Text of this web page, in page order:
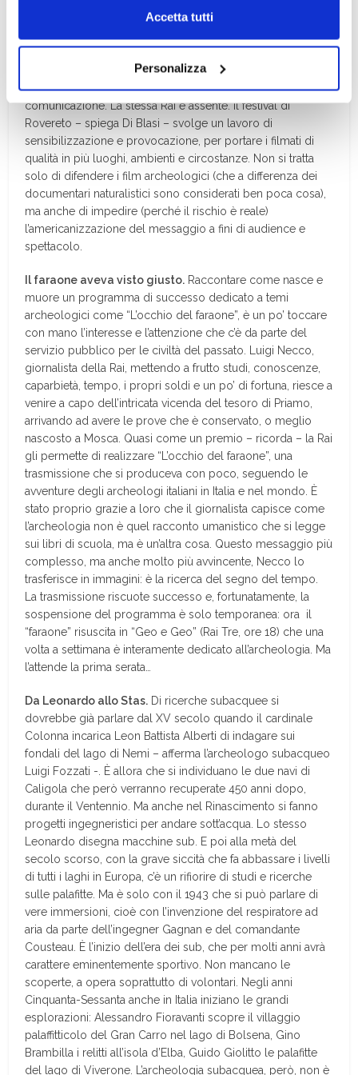
Chiudendo il banner tramite la “X” prosegui la
dei soli cookie tecnici. Selezionando “Accetta tutti” presti
il tuo consenso alla profilazione che potrai revocare in
ogni momentoRevoca
Accetta tutti
Personalizza
nostre sale cinematografiche e che invece è lasciata ai
senza avere poi un riscontro economico e neppure
particolare attenzione dai grandi network e mezzi di
comunicazione. La stessa Rai è assente. Il festival di
Rovereto – spiega Di Blasi – svolge un lavoro di
sensibilizzazione e provocazione, per portare i filmati di
qualità in più luoghi, ambienti e circostanze. Non si tratta
solo di difendere i film archeologici (che a differenza dei
documentari naturalistici sono considerati ben poca cosa),
ma anche di impedire (perché il rischio è reale)
l’americanizzazione del messaggio a fini di audience e
spettacolo.
Il faraone aveva visto giusto. Raccontare come nasce e
muore un programma di successo dedicato a temi
archeologici come “L’occhio del faraone”, è un po’ toccare
con mano l’interesse e l’attenzione che c’è da parte del
servizio pubblico per le civiltà del passato. Luigi Necco,
giornalista della Rai, mettendo a frutto studi, conoscenze,
caparbietà, tempo, i propri soldi e un po’ di fortuna, riesce a
venire a capo dell’intricata vicenda del tesoro di Priamo,
arrivando ad avere le prove che è conservato, o meglio
nascosto a Mosca. Quasi come un premio – ricorda – la Rai
gli permette di realizzare “L’occhio del faraone”, una
trasmissione che si produceva con poco, seguendo le
avventure degli archeologi italiani in Italia e nel mondo. È
stato proprio grazie a loro che il giornalista capisce come
l’archeologia non è quel racconto umanistico che si legge
sui libri di scuola, ma è un’altra cosa. Questo messaggio più
complesso, ma anche molto più avvincente, Necco lo
trasferisce in immagini: è la ricerca del segno del tempo.
La trasmissione riscuote successo e, fortunatamente, la
sospensione del programma è solo temporanea: ora il
“faraone” risuscita in “Geo e Geo” (Rai Tre, ore 18) che una
volta a settimana è interamente dedicato all’archeologia. Ma
l’attende la prima serata…
Da Leonardo allo Stas. Di ricerche subacquee si
dovrebbe già parlare dal XV secolo quando il cardinale
Colonna incarica Leon Battista Alberti di indagare sui
fondali del lago di Nemi – afferma l’archeologo subacqueo
Luigi Fozzati -. È allora che si individuano le due navi di
Caligola che però verranno recuperate 450 anni dopo,
durante il Ventennio. Ma anche nel Rinascimento si fanno
progetti ingegneristici per andare sott’acqua. Lo stesso
Leonardo disegna macchine sub. E poi alla metà del
secolo scorso, con la grave siccità che fa abbassare i livelli
di tutti i laghi in Europa, c’è un rifiorire di studi e ricerche
sulle palafitte. Ma è solo con il 1943 che si può parlare di
vere immersioni, cioè con l’invenzione del respiratore ad
aria da parte dell’ingegner Gagnan e del comandante
Cousteau. È l’inizio dell’era dei sub, che per molti anni avrà
carattere eminentemente sportivo. Non mancano le
scoperte, a opera soprattutto di volontari. Negli anni
Cinquanta-Sessanta anche in Italia iniziano le grandi
esplorazioni: Alessandro Fioravanti scopre il villaggio
palaffitticolo del Gran Carro nel lago di Bolsena, Gino
Brambilla i relitti all’isola d’Elba, Guido Giolitto le palafitte
del lago di Viverone. L’archeologia subacquea, però, non è